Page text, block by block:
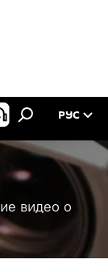
РУС
видео о